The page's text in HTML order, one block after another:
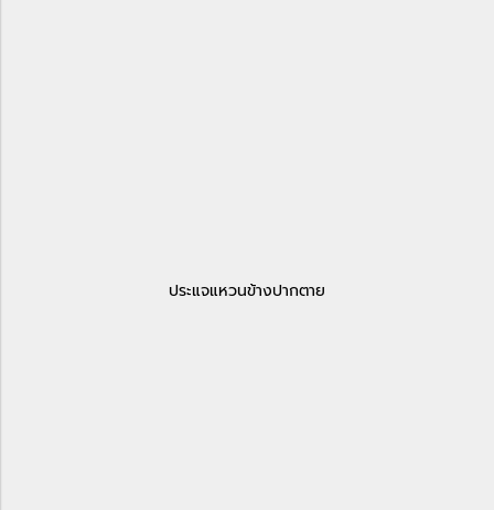
ประแจแหวนข้างปากตาย